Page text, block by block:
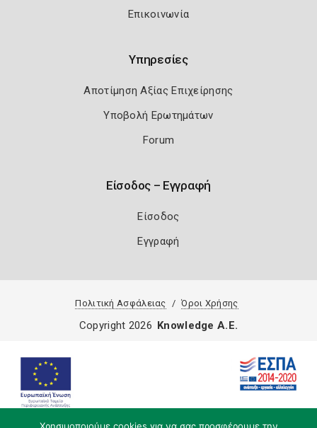
Επικοινωνία
Υπηρεσίες
Αποτίμηση Αξίας Επιχείρησης
Υποβολή Ερωτημάτων
Forum
Είσοδος – Εγγραφή
Είσοδος
Εγγραφή
Πολιτική Ασφάλειας Όροι Χρήσης
Copyright 2026 Knowledge A.E.